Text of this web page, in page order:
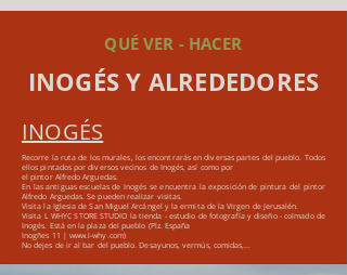
QUÉ VER - HACER
INOGÉS Y ALREDEDORES
INOGÉS
Recorre la ruta de los murales, los encontrarás en diversas partes del pueblo. Todos
ellos pintados por diversos vecinos de Inogés, así como por
el pintor Alfredo Arguedas.
En las antiguas escuelas de Inogés se encuentra la exposición de pintura del pintor
Alfredo Arguedas. Se pueden realizar visitas.
Visita la Iglesia de San Miguel Arcángel y la ermita de la Virgen de Jerusalén.
Visita L WHYC STORE STUDIO la tienda - estudio de fotografía y diseño - colmado de
Inogés. Está en la plaza del pueblo (Plz. España
Inogñes 11 | www.l-why.com)
No dejes de ir al bar del pueblo. Desayunos, vermús, comidas,...